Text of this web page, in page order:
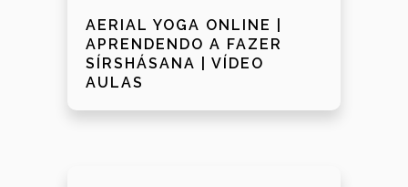
AERIAL YOGA ONLINE |
APRENDENDO A FAZER
SÍRSHÁSANA | VÍDEO
AULAS